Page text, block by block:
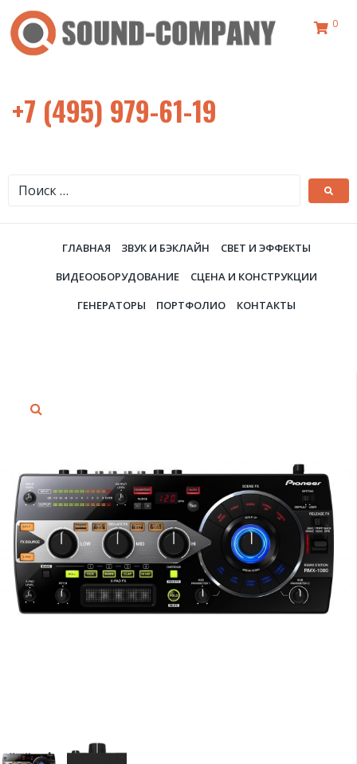
0
+7 (495) 979-61-19
ГЛАВНАЯ ЗВУК И БЭКЛАЙН
СВЕТ И ЭФФЕКТЫ
ВИДЕООБОРУДОВАНИЕ
СЦЕНА И КОНСТРУКЦИИ
ГЕНЕРАТОРЫ
ПОРТФОЛИО КОНТАКТЫ